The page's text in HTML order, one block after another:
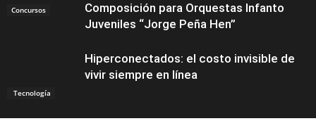
Concursos
Composición para Orquestas Infanto
Juveniles “Jorge Peña Hen”
Tecnología
Hiperconectados: el costo invisible de
vivir siempre en línea